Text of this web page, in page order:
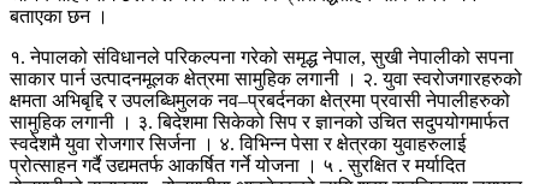
बताएका छन ।
१. नेपालको संविधानले परिकल्पना गरेको समृद्ध नेपाल, सुखी नेपालीको सपना
साकार पार्न उत्पादनमूलक क्षेत्रमा सामुहिक लगानी । २. युवा स्वरोजगारहरुको
क्षमता अभिबृद्दि र उपलब्धिमुलक नव–प्रबर्दनका क्षेत्रमा प्रवासी नेपालीहरुको
सामुहिक लगानी । ३. बिदेशमा सिकेको सिप र ज्ञानको उचित सदुपयोगमार्फत
स्वदेशमै युवा रोजगार सिर्जना । ४. विभिन्न पेसा र क्षेत्रका युवाहरुलाई
प्रोत्साहन गर्दै उद्यमतर्फ आकर्षित गर्ने योजना । ५ . सुरक्षित र मर्यादित